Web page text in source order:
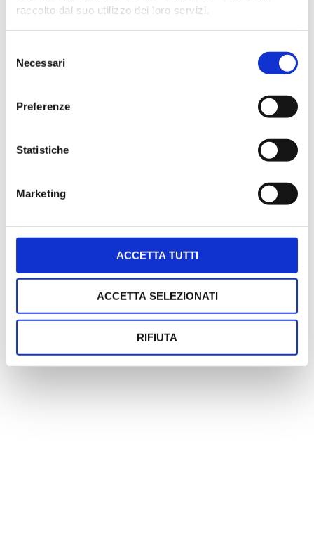
raccolto dal suo utilizzo dei loro servizi.
delNecessari
Preferenze
Statistiche
Marketing
ACCETTA TUTTI
ACCETTA SELEZIONATI
RIFIUTA